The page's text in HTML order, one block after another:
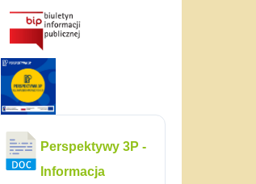
Perspektywy 3P -
Informacja